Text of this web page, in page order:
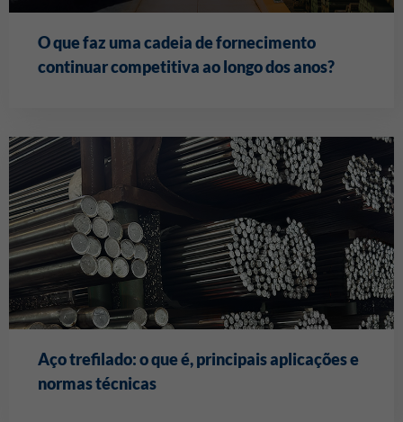
O que faz uma cadeia de fornecimento
continuar competitiva ao longo dos anos?
Aço trefilado: o que é, principais aplicações e
normas técnicas